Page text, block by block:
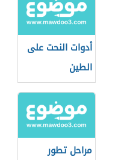
أدوات النحت على
الطين
مراحل تطور